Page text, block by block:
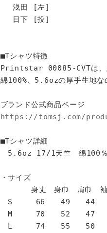
浅田 [左]
日下 [投]
■Tシャツ特徴
Printstar 00085-CVTは、累
綿100%、5.6ozの厚手生地な
ブランド公式商品ページ
https://tomsj.com/
■Tシャツ詳細
5.6oz 17/1天竺 綿100％
・サイズ
身丈 身巾 肩巾 袖
S 66 49 44
M 70 52 47
L 74 55 50